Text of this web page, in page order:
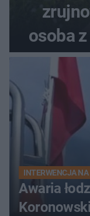
osoba
INTERWENCJA NA
Awaria